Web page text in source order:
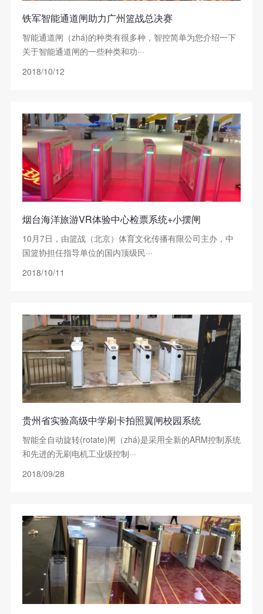
铁军智能通道闸助力广州篮战总决赛
智能通道闸（zhá)的种类有很多种，智控简单为您介绍一下
关于智能通道闸的一些种类和功···
2018/10/12
烟台海洋旅游VR体验中心检票系统+小摆闸
10月7日，由篮战（北京）体育文化传播有限公司主办，中
国篮协担任指导单位的国内顶级民···
2018/10/11
贵州省实验高级中学刷卡拍照翼闸校园系统
智能全自动旋转(rotate)闸（zhá)是采用全新的ARM控制系统
和先进的无刷电机工业级控制···
2018/09/28